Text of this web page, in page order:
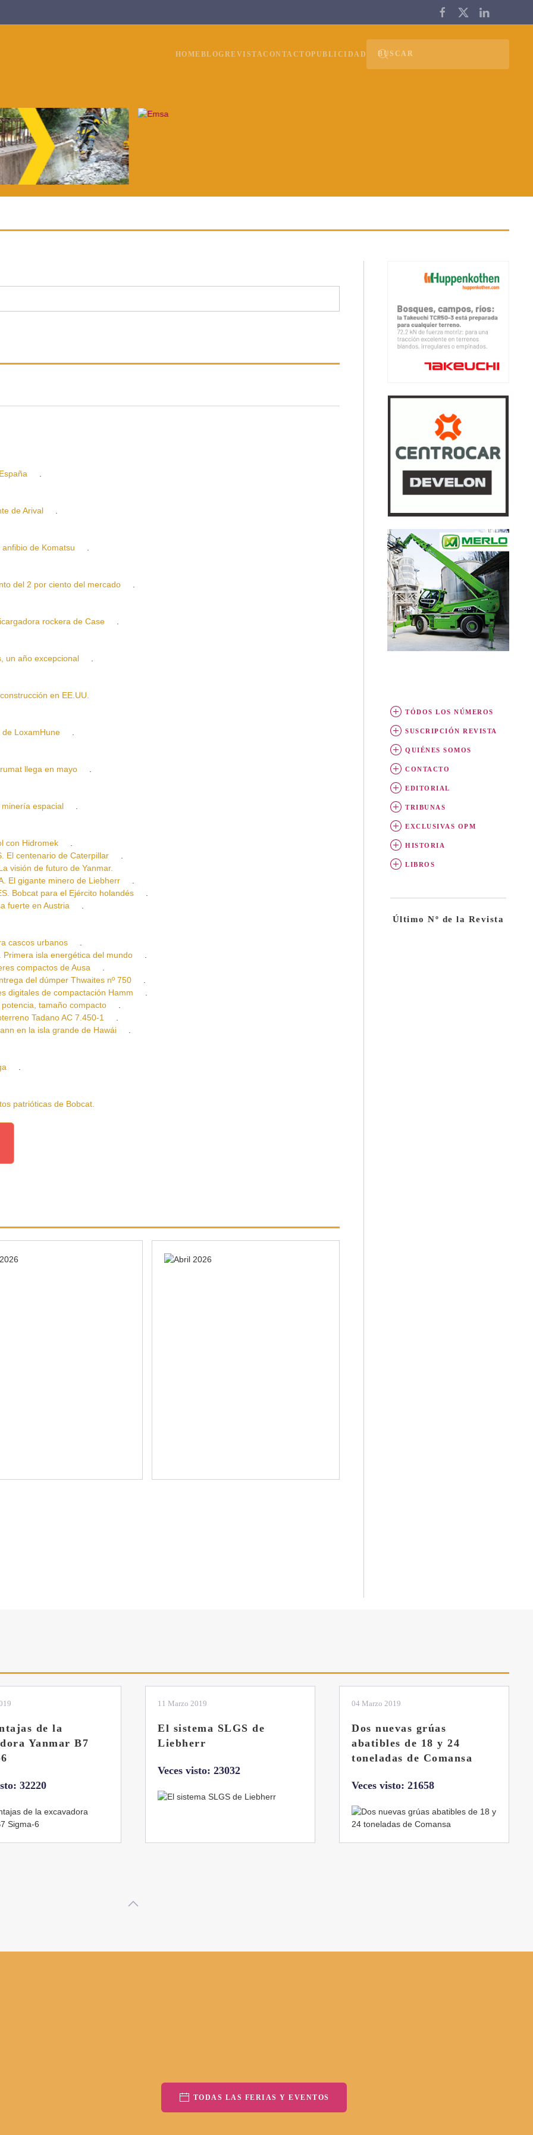
HOMEBLOGREVISTACONTACTOPUBLICIDAD
.
de Arival
.
anfibio de Komatsu
.
del 2 por ciento del mercado
.
rockera de Case
.
un año excepcional
.
en EE.UU.
de LoxamHune
.
llega en mayo
.
minería espacial
.
con Hidromek
.
El centenario de Caterpillar
.
visión de futuro de Yanmar.
El gigante minero de Liebherr
.
Bobcat para el Ejército holandés
.
fuerte en Austria
.
cascos urbanos
.
Primera isla energética del mundo
.
compactos de Ausa
.
del dúmper Thwaites nº 750
.
digitales de compactación Hamm
.
tamaño compacto
.
Tadano AC 7.450-1
.
en la isla grande de Hawái
.
.
patrióticas de Bobcat.
TÓDOS LOS NÚMEROS
SUSCRIPCIÓN REVISTA
QUIÉNES SOMOS
CONTACTO
EDITORIAL
TRIBUNAS
EXCLUSIVAS OPM
HISTORIA
LIBROS
Último Nº de la Revista
SLGS de
04 Marzo 2019
Dos nuevas grúas
abatibles de 18 y 24
01 Febrero 2019
La botella aún no está
llena
TODAS LAS FERIAS Y EVENTOS